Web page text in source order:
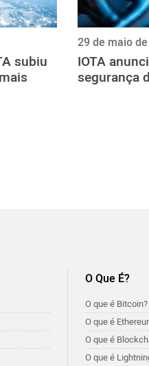
subiu
29 de maio
IOTA
segurança
O Que É?
O que é Bitcoin?
O que é
O que é
O que é